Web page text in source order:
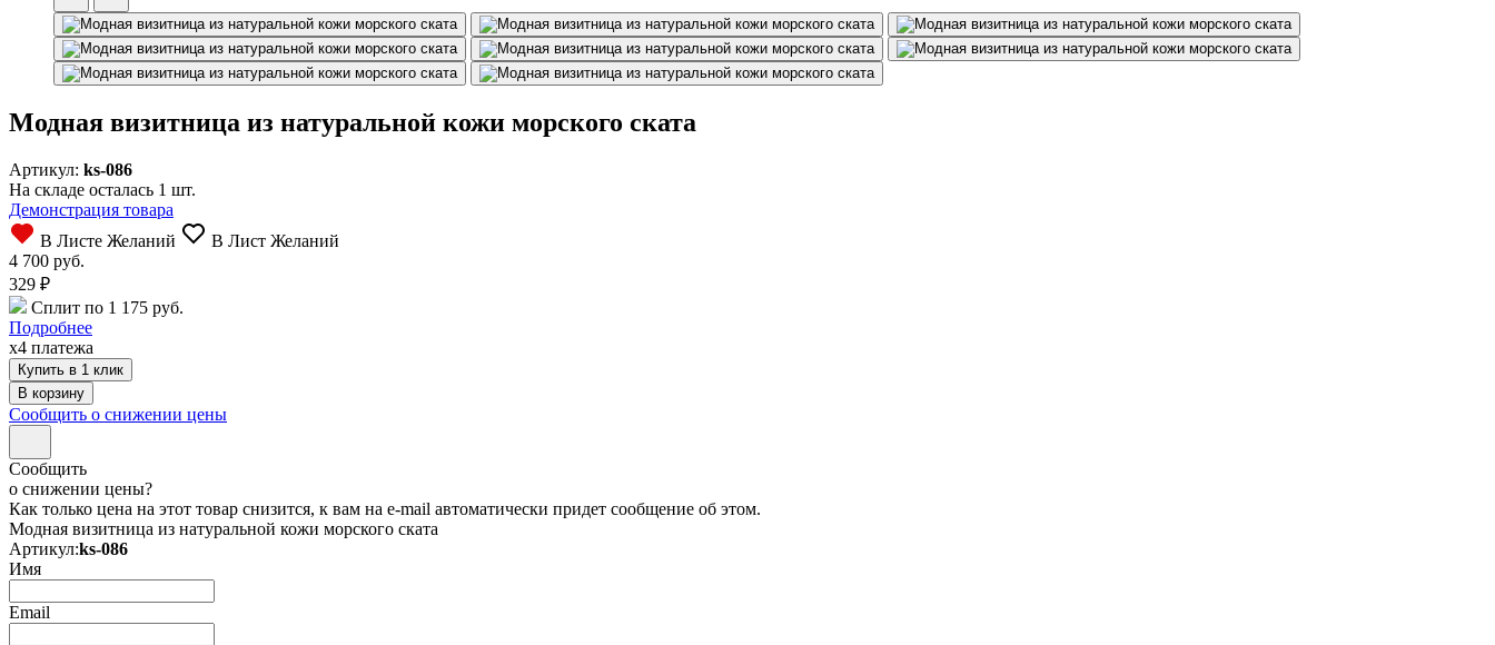
Модная визитница из натуральной кожи морского ската
Артикул: ks-086
На складе осталась 1 шт.
Демонстрация товара
В Листе Желаний
В Лист Желаний
4 700 руб.
329 ₽
Сплит по 1 175 руб.
Подробнее
x4 платежа
Купить в 1 клик
Сообщить о снижении цены
Сообщить
о снижении цены?
Как только цена на этот товар снизится, к вам на e-mail автоматически придет сообщение об этом.
Модная визитница из натуральной кожи морского ската
Артикул:ks-086
Имя
Email